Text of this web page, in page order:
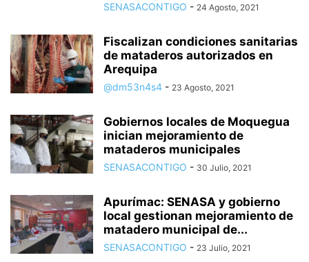
SENASACONTIGO - 24 Agosto, 2021
Fiscalizan condiciones sanitarias
de mataderos autorizados en
Arequipa
@dm53n4s4 - 23 Agosto, 2021
Gobiernos locales de Moquegua
inician mejoramiento de
mataderos municipales
SENASACONTIGO - 30 Julio, 2021
Apurímac: SENASA y gobierno
local gestionan mejoramiento de
matadero municipal de...
SENASACONTIGO - 23 Julio, 2021